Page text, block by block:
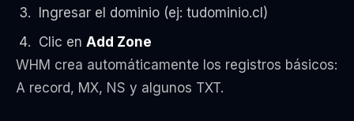
Ingresar el dominio (ej: tudominio.cl)
Clic en Add Zone
WHM crea automáticamente los registros básicos:
A record, MX, NS y algunos TXT.